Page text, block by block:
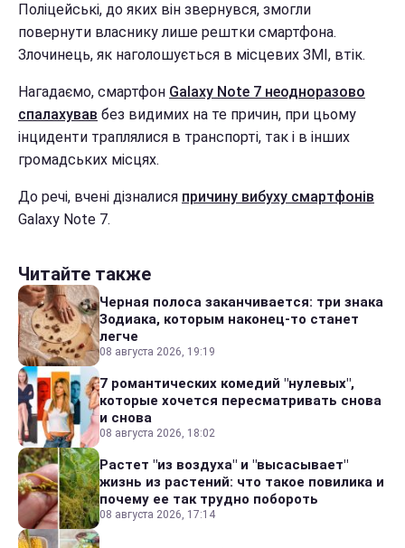
Поліцейські, до яких він звернувся, змогли
повернути власнику лише рештки смартфона.
Злочинець, як наголошується в місцевих ЗМІ, втік.
Нагадаємо, смартфон Galaxy Note 7 неодноразово
спалахував без видимих на те причин, при цьому
інциденти траплялися в транспорті, так і в інших
громадських місцях.
До речі, вчені дізналися причину вибуху смартфонів
Galaxy Note 7.
Читайте также
Черная полоса заканчивается: три знака
Зодиака, которым наконец-то станет
легче
08 августа 2026, 19:19
7 романтических комедий "нулевых",
которые хочется пересматривать снова
и снова
08 августа 2026, 18:02
Растет "из воздуха" и "высасывает"
жизнь из растений: что такое повилика и
почему ее так трудно побороть
08 августа 2026, 17:14